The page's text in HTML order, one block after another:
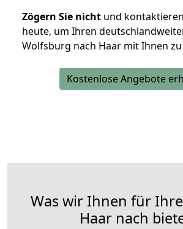
Zögern Sie nicht und
heute, um Ihren
Wolfsburg nach Haar mit Ihnen
Kostenlose Angebote
Was wir Ihnen für
Haar nach